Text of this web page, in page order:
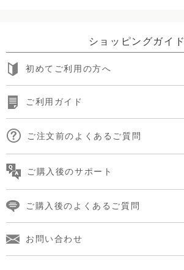
ショッピングガイド
初めてご利用の方へ
ご利用ガイド
ご注文前のよくあるご質問
ご購入後のサポート
ご購入後のよくあるご質問
お問い合わせ